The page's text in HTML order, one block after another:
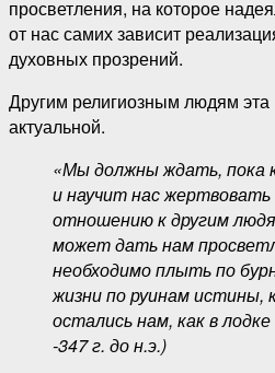
просветления, на которое
от нас самих зависит
духовных прозрений.
Другим религиозным людям эта
актуальной.
«Мы должны ждать, пока
и научит нас
отношению к другим
может дать нам
необходимо плыть по
жизни по руинам
остались нам, как в
-347 г. до н.э.)